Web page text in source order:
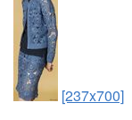
[237x700]